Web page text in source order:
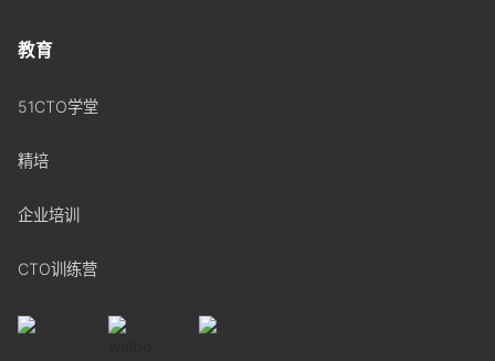
教育
51CTO学堂
精培
企业培训
CTO训练营